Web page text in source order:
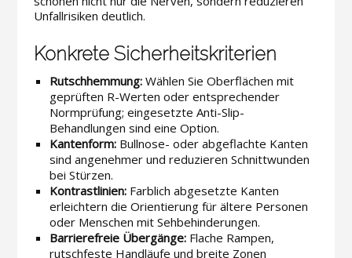
Unfallrisiken deutlich.
Konkrete Sicherheitskriterien
Rutschhemmung:Wählen Sie Oberflächen mit
geprüften R-Werten oder entsprechender
Normprüfung; eingesetzte Anti-Slip-
Behandlungen sind eine Option.
Kantenform:Bullnose- oder abgeflachte Kanten
sind angenehmer und reduzieren Schnittwunden
bei Stürzen.
Kontrastlinien:Farblich abgesetzte Kanten
erleichtern die Orientierung für ältere Personen
oder Menschen mit Sehbehinderungen.
Barrierefreie Übergänge:Flache Rampen,
rutschfeste Handläufe und breite Zonen